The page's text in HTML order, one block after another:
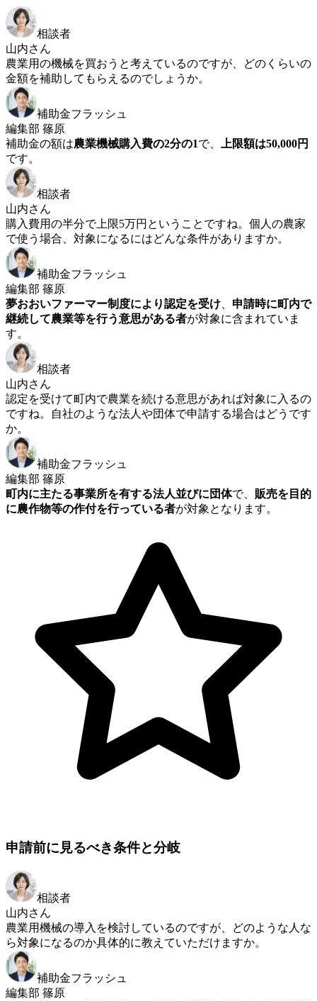
相談者
山内さん
農業用の機械を買おうと考えているのですが、どのくらいの
金額を補助してもらえるのでしょうか。
補助金フラッシュ
編集部 篠原
補助金の額は農業機械購入費の2分の1で、
上限額は50,000円
です。
相談者
山内さん
購入費用の半分で上限5万円ということですね。個人の農家
で使う場合、対象になるにはどんな条件がありますか。
補助金フラッシュ
編集部 篠原
夢おおいファーマー制度により認定を受け
申請時に町内で
継続して農業等を行う意思がある者が対象に含まれていま
す。
相談者
山内さん
認定を受けて町内で農業を続ける意思があれば対象に入るの
ですね。自社のような法人や団体で申請する場合はどうです
か。
補助金フラッシュ
編集部 篠原
町内に主たる事業所を有する法人並びに団体で、 販売を目的
に農作物等の作付を行っている者が対象となります。
申請前に見るべき条件と分岐
相談者
山内さん
農業用機械の導入を検討しているのですが、どのような人な
ら対象になるのか具体的に教えていただけますか。
補助金フラッシュ
編集部 篠原